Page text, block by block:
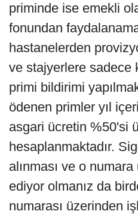
priminde ise emekli
fonundan
hastanelerden
ve stajyerlere sadece
primi bildirimi
ödenen primler yıl
asgari ücretin %50'si
hesaplanmaktadır.
alınması ve o
ediyor olmanız da
numarası üzerinden